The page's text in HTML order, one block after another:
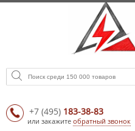
+7 (495) 183-38-83
или закажите обратный звонок